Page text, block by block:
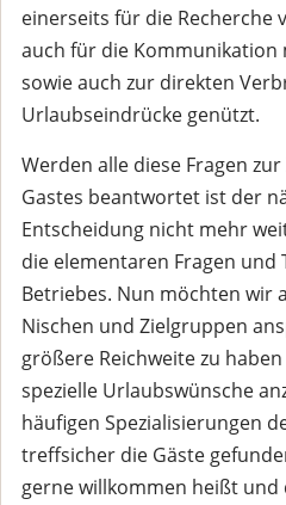
einerseits für die Recherche
auch für die Kommunikation
sowie auch zur direkten
Urlaubseindrücke genützt.
Werden alle diese Fragen
Gastes beantwortet ist der
Entscheidung nicht mehr
die elementaren Fragen und
Betriebes. Nun möchten wir
Nischen und Zielgruppen
größere Reichweite zu
spezielle Urlaubswünsche
häufigen Spezialisierungen
treffsicher die Gäste
gerne willkommen heißt und